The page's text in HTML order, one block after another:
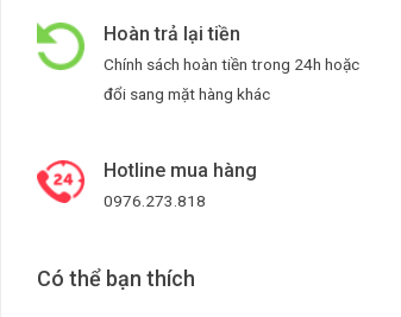
Hoàn trả lại tiền
Chính sách hoàn tiền trong 24h hoặc
đổi sang mặt hàng khác
Hotline mua hàng
0976.273.818
Có thể bạn thích